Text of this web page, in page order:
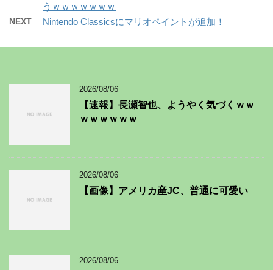
うｗｗｗｗｗｗｗ
NEXT Nintendo Classicsにマリオペイントが追加！
2026/08/06
【速報】長瀬智也、ようやく気づくｗｗ
ｗｗｗｗｗｗ
2026/08/06
【画像】アメリカ産JC、普通に可愛い
2026/08/06